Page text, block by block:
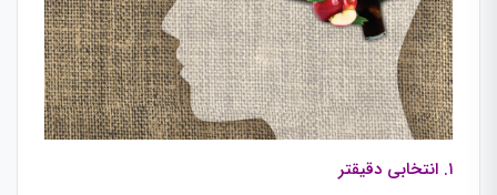
۱. انتخابی دقیقتر